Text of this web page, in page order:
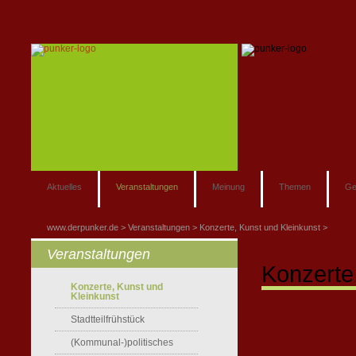
Aktuelles Veranstaltungen Meinung Themen
www.derpunker.de Veranstaltungen Konzerte, Kunst und Kleinkunst
Veranstaltungen
Konzerte, Kunst und
Kleinkunst
Stadtteilfrühstück
(Kommunal-)politisches